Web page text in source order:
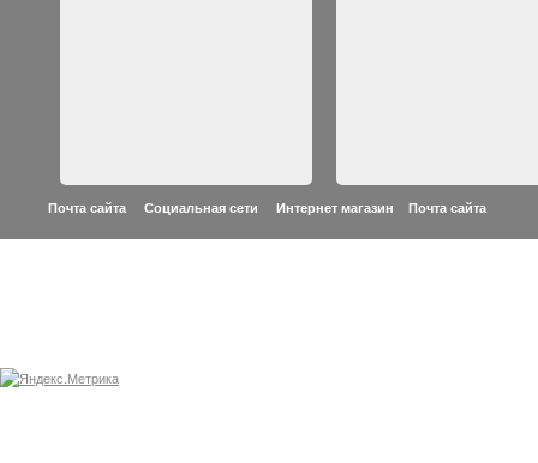
Почта сайта Социальная сети Интернет магазин Почта сайта